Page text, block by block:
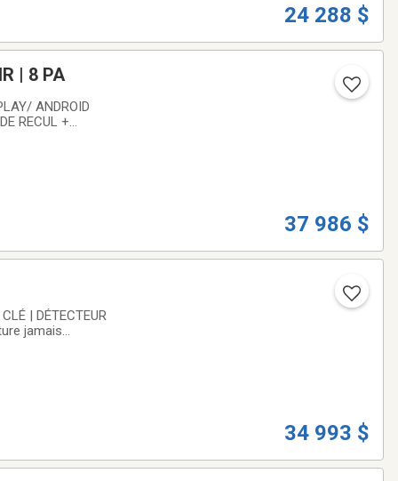
24 288 $
| 8 PA
RECUL +
37 986 $
| DÉTECTEUR
jamais
34 993 $